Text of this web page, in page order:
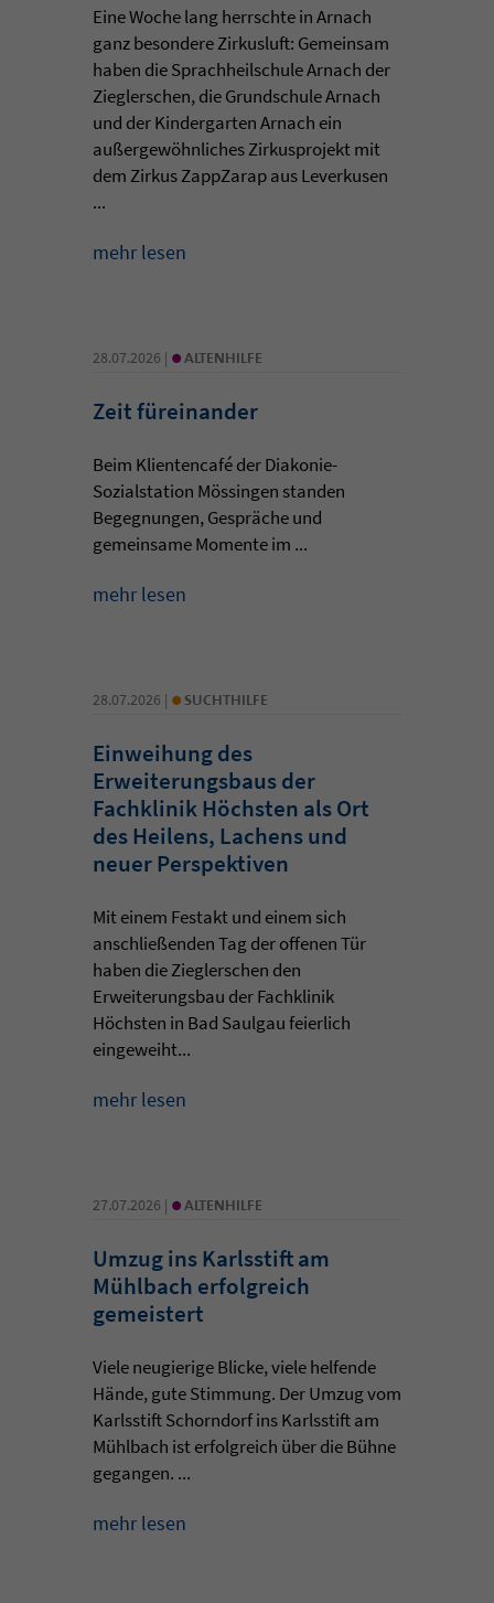
Eine Woche lang herrschte in Arnach
ganz besondere Zirkusluft: Gemeinsam
haben die Sprachheilschule Arnach der
Zieglerschen, die Grundschule Arnach
und der Kindergarten Arnach ein
außergewöhnliches Zirkusprojekt mit
dem Zirkus ZappZarap aus Leverkusen
...
mehr lesen
28.07.2026 | • ALTENHILFE
Zeit füreinander
Beim Klientencafé der Diakonie-
Sozialstation Mössingen standen
Begegnungen, Gespräche und
gemeinsame Momente im ...
mehr lesen
28.07.2026 | • SUCHTHILFE
Einweihung des
Erweiterungsbaus der
Fachklinik Höchsten als Ort
des Heilens, Lachens und
neuer Perspektiven
Mit einem Festakt und einem sich
anschließenden Tag der offenen Tür
haben die Zieglerschen den
Erweiterungsbau der Fachklinik
Höchsten in Bad Saulgau feierlich
eingeweiht...
mehr lesen
27.07.2026 | • ALTENHILFE
Umzug ins Karlsstift am
Mühlbach erfolgreich
gemeistert
Viele neugierige Blicke, viele helfende
Hände, gute Stimmung. Der Umzug vom
Karlsstift Schorndorf ins Karlsstift am
Mühlbach ist erfolgreich über die Bühne
gegangen. ...
mehr lesen